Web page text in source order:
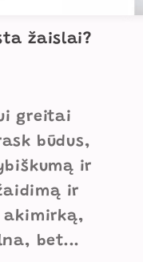
žaislai?
greitai
būdus,
ir
ir
bet...